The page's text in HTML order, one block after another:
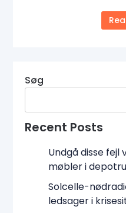
Søg
Recent Posts
Undgå disse fejl
møbler i
Solcelle-
ledsager i